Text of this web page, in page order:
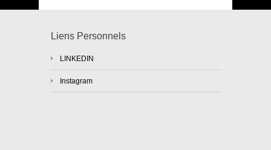
Liens Personnels
LINKEDIN
Instagram